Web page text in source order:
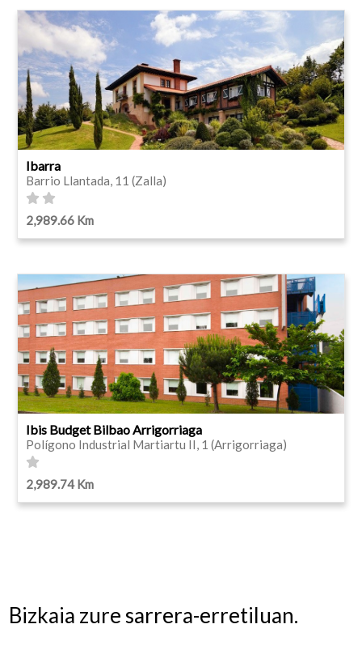
Ibarra
Barrio Llantada, 11 (Zalla)
2,989.66 Km
Ibis Budget Bilbao Arrigorriaga
Polígono Industrial Martiartu II, 1 (Arrigorriaga)
2,989.74 Km
Bizkaia zure sarrera-erretiluan.